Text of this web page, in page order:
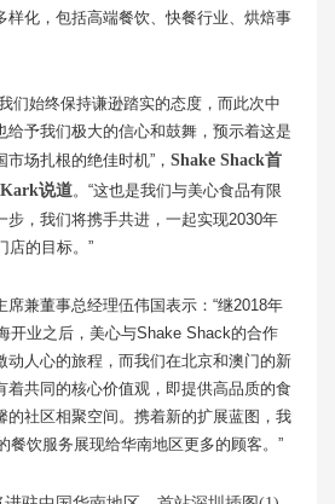
样化，包括高端餐饮、快餐行业、烘焙事
们始终保持谦逊踏实的态度，而此次中
给予我们极大的信心和鼓舞，预示着这是
场扎根的绝佳时机”， Shake Shack首
说道。“这也是我们与美心食品有限
步，我们将携手共进，一起实现2030年
店的目标。”
席兼董事总经理伍伟国表示：“继2018年
开业之后，美心与Shake Shack的合作
动人心的旅程，而我们在北京和澳门的新
着共同的核心价值观，即提供高品质的食
的社区相聚空间。携着新的扩展蓝图，我
餐饮服务展现给华南地区更多的顾客。”